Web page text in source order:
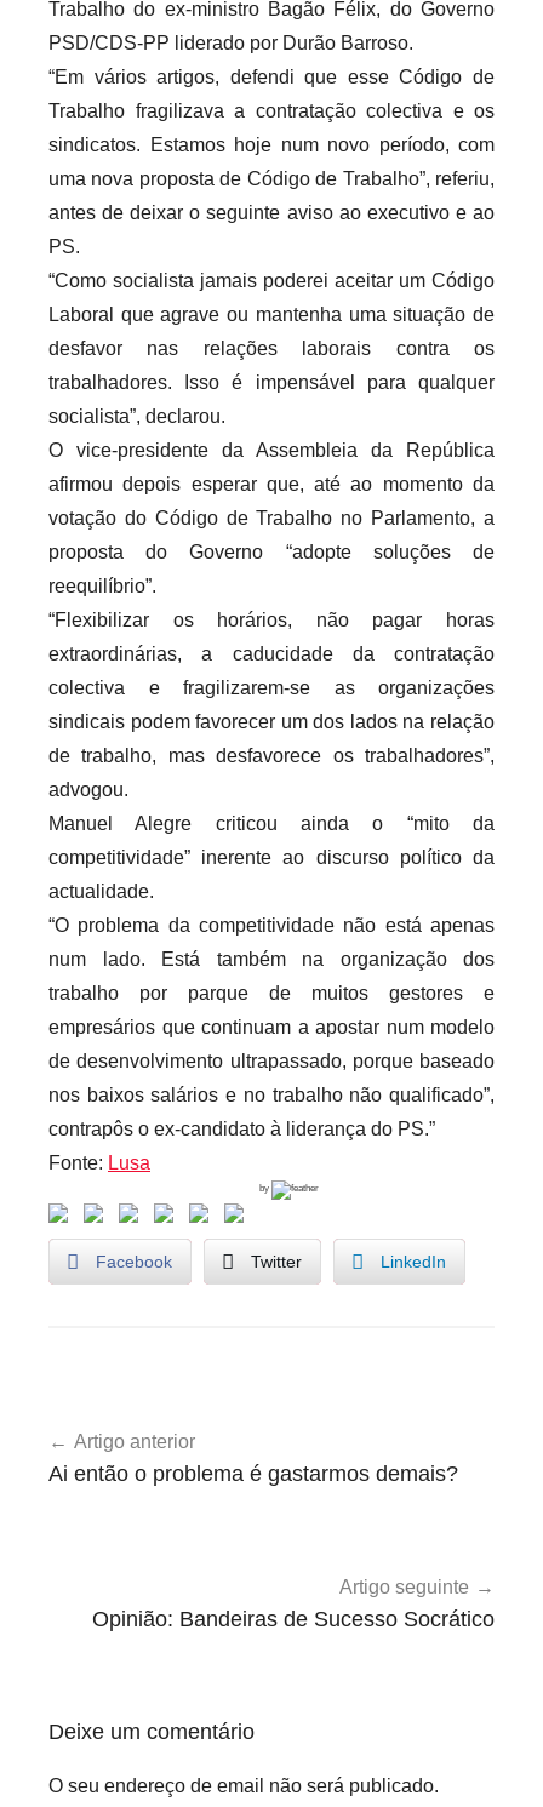
i
v
e
i
s
Trabalho do ex-ministro Bagão Félix, do Governo
PSD/CDS-PP liderado por Durão Barroso.
“Em vários artigos, defendi que esse Código de
Trabalho fragilizava a contratação colectiva e os
sindicatos. Estamos hoje num novo período, com
uma nova proposta de Código de Trabalho”, referiu,
antes de deixar o seguinte aviso ao executivo e ao
PS.
“Como socialista jamais poderei aceitar um Código
Laboral que agrave ou mantenha uma situação de
desfavor nas relações laborais contra os
trabalhadores. Isso é impensável para qualquer
socialista”, declarou.
O vice-presidente da Assembleia da República
afirmou depois esperar que, até ao momento da
votação do Código de Trabalho no Parlamento, a
proposta do Governo “adopte soluções de
reequilíbrio”.
“Flexibilizar os horários, não pagar horas
extraordinárias, a caducidade da contratação
colectiva e fragilizarem-se as organizações
sindicais podem favorecer um dos lados na relação
de trabalho, mas desfavorece os trabalhadores”,
advogou.
Manuel Alegre criticou ainda o “mito da
competitividade” inerente ao discurso político da
actualidade.
“O problema da competitividade não está apenas
num lado. Está também na organização dos
trabalho por parque de muitos gestores e
empresários que continuam a apostar num modelo
de desenvolvimento ultrapassado, porque baseado
nos baixos salários e no trabalho não qualificado”,
contrapôs o ex-candidato à liderança do PS.”
Fonte: Lusa
by
Facebook Twitter LinkedIn
e
de
Artigo anterior
Ai então o problema é gastarmos demais?
Artigo seguinte
Opinião: Bandeiras de Sucesso Socrático
Deixe um comentário
O seu endereço de email não será publicado.